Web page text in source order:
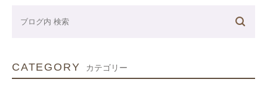
CATEGORY カテゴリー